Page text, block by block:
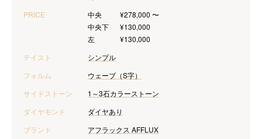
PRICE
中央
¥278,000 〜
中央下
¥130,000
左
¥130,000
テイスト
シンプル
フォルム
ウェーブ（S字）
サイドストーン
1～3石カラーストーン
ダイヤモンド
ダイヤあり
ブランド
アフラックス AFFLUX